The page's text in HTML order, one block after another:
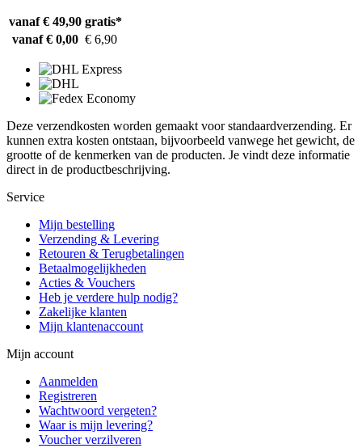
vanaf € 49,90 gratis*
vanaf € 0,00 € 6,90
Deze verzendkosten worden gemaakt voor standaardverzending. Er
kunnen extra kosten ontstaan, bijvoorbeeld vanwege het gewicht, de
grootte of de kenmerken van de producten. Je vindt deze informatie
direct in de productbeschrijving.
Service
Mijn bestelling
Verzending & Levering
Retouren & Terugbetalingen
Betaalmogelijkheden
Acties & Vouchers
Heb je verdere hulp nodig?
Zakelijke klanten
Mijn klantenaccount
Mijn account
Aanmelden
Registreren
Wachtwoord vergeten?
Waar is mijn levering?
Voucher verzilveren